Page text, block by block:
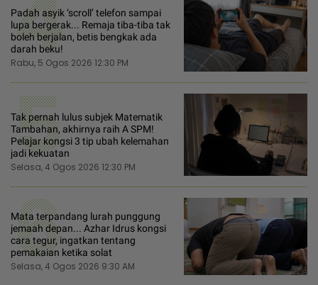
Padah asyik ‘scroll’ telefon sampai
lupa bergerak... Remaja tiba-tiba tak
boleh berjalan, betis bengkak ada
darah beku!
Rabu, 5 Ogos 2026 12:30 PM
5
Tak pernah lulus subjek Matematik
Tambahan, akhirnya raih A SPM!
Pelajar kongsi 3 tip ubah kelemahan
jadi kekuatan
Selasa, 4 Ogos 2026 12:30 PM
6
Mata terpandang lurah punggung
jemaah depan... Azhar Idrus kongsi
cara tegur, ingatkan tentang
pemakaian ketika solat
Selasa, 4 Ogos 2026 9:30 AM